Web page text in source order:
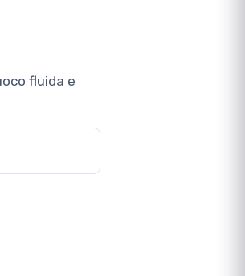
fluida e